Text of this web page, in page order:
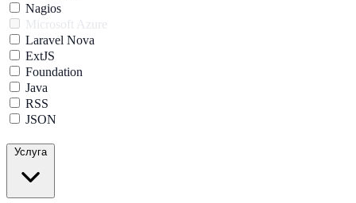
Nagios
Microsoft Azure
Laravel Nova
ExtJS
Foundation
Java
RSS
JSON
Услуга